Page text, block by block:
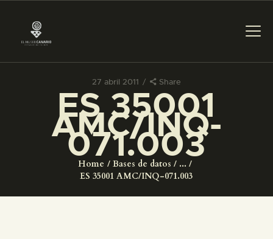
27 abril 2011 Share
ES 35001
AMC/INQ-
071.003
Home Bases de datos
...
ES 35001 AMC/INQ-071.003
PREPARAR LA VISITA
ACTIVIDADES